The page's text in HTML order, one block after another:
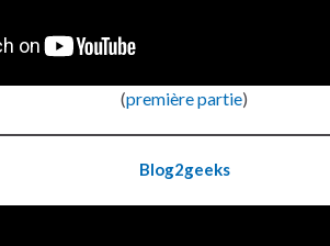
(première partie)
Blog2geeks